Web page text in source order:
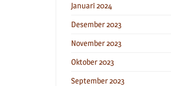
Januari 2024
Desember 2023
November 2023
Oktober 2023
September 2023